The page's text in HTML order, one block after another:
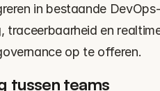
in bestaande
traceerbaarheid en
op te offeren.
tussen teams